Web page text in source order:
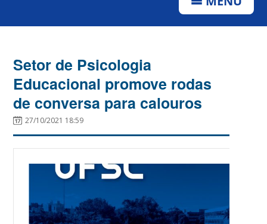
Setor de Psicologia
Educacional promove rodas
de conversa para calouros
27/10/2021 18:59